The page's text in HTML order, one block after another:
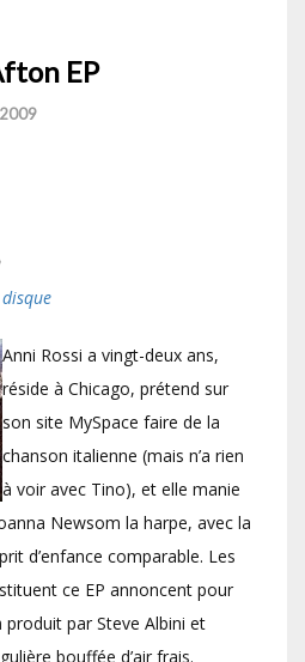
EP
Anni Rossi a vingt-deux ans,
réside à Chicago, prétend sur
son site MySpace faire de la
chanson italienne (mais n’a rien
à voir avec Tino), et elle manie
Newsom la harpe, avec la
d’enfance comparable. Les
ce EP annoncent pour
par Steve Albini et
bouffée d’air frais.